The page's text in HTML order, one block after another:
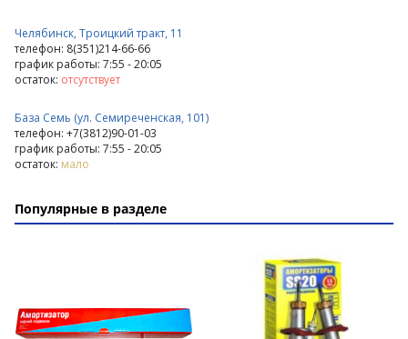
Челябинск, Троицкий тракт, 11
телефон: 8(351)214-66-66
график работы: 7:55 - 20:05
остаток: отсутствует
База Семь (ул. Семиреченская, 101)
телефон: +7(3812)90-01-03
график работы: 7:55 - 20:05
остаток: мало
Популярные в разделе